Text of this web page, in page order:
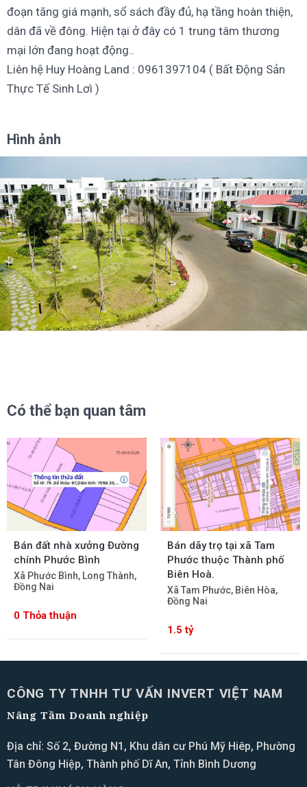
đoạn tăng giá mạnh, sổ sách đầy đủ, hạ tầng hoàn thiện,
dân đã về đông. Hiện tại ở đây có 1 trung tâm thương
mại lớn đang hoạt động..
Liên hệ Huy Hoàng Land : 0961397104 ( Bất Động Sản
Thực Tế Sinh Lơì )
Hình ảnh
Có thể bạn quan tâm
Bán đất nhà xưởng Đường
chính Phước Bình
Xã Phước Bình, Long Thành,
Đồng Nai
0 Thỏa thuận
Bán dãy trọ tại xã Tam
Phước thuộc Thành phố
Biên Hoà.
Xã Tam Phước, Biên Hòa,
Đồng Nai
1.5 tỷ
CÔNG TY TNHH TƯ VẤN INVERT VIỆT NAM
Nâng Tầm Doanh nghiệp
Địa chỉ: Số 2, Đường N1, Khu dân cư Phú Mỹ Hiêp, Phường
Tân Đông Hiệp, Thành phố Dĩ An, Tỉnh Bình Dương